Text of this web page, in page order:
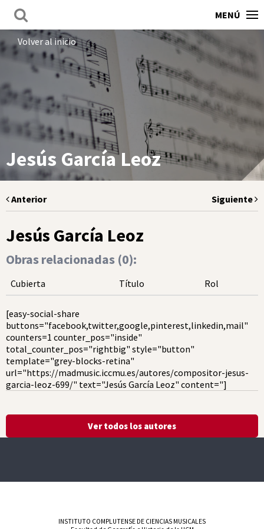
MENÚ
Volver al inicio
Jesús García Leoz
Anterior Siguiente
Jesús García Leoz
Obras relacionadas (0):
Cubierta Título Rol
[easy-social-share
buttons="facebook,twitter,google,pinterest,linkedin,mail"
counters=1 counter_pos="inside"
total_counter_pos="rightbig" style="button"
template="grey-blocks-retina"
url="https://madmusic.iccmu.es/autores/compositor-jesus-
garcia-leoz-699/" text="Jesús García Leoz" content="]
Ver todos los autores
INSTITUTO COMPLUTENSE DE CIENCIAS MUSICALES